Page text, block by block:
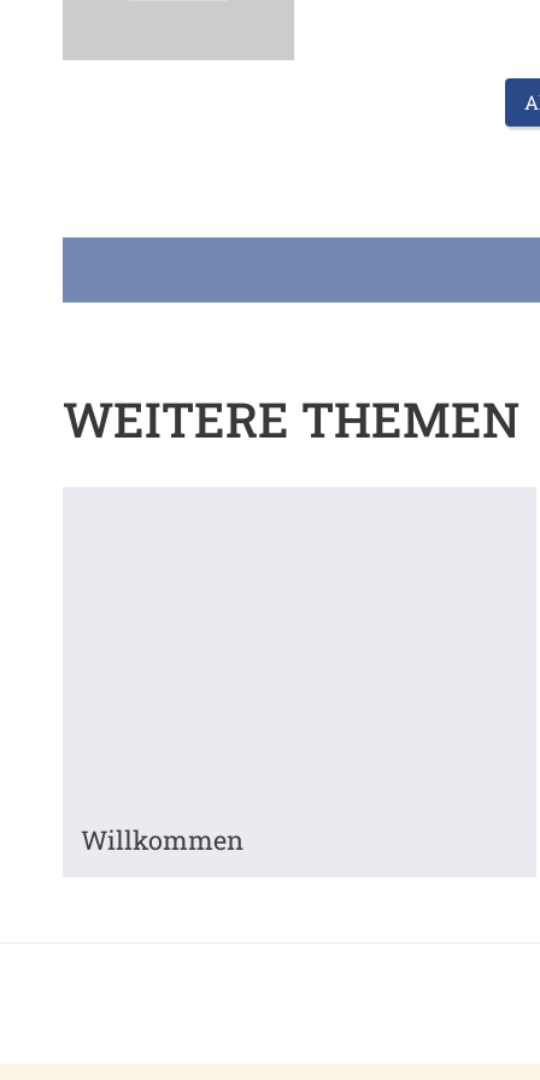
WEITERE THEMEN
Willkommen